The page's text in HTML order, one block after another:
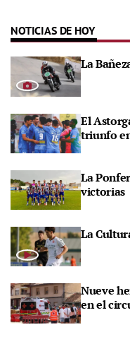
NOTICIAS DE HOY
La
El
triunfo
La
victorias
La
Nueve
en el